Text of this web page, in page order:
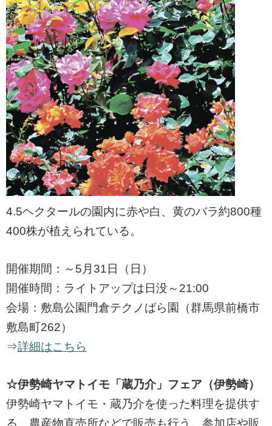
4.5ヘクタールの園内に赤や白、黄のバラ約800種
400株が植えられている。
開催期間：～5月31日（日）
開催時間：ライトアップは日没～21:00
会場：敷島公園門倉テクノばら園（群馬県前橋市
敷島町262）
⇒詳細はこちら
☆伊勢崎ヤマトイモ「蔵乃介」フェア（伊勢崎）
伊勢崎ヤマトイモ・蔵乃介を使った料理を提供す
る。農産物直売所などで販売も行う。参加店や販